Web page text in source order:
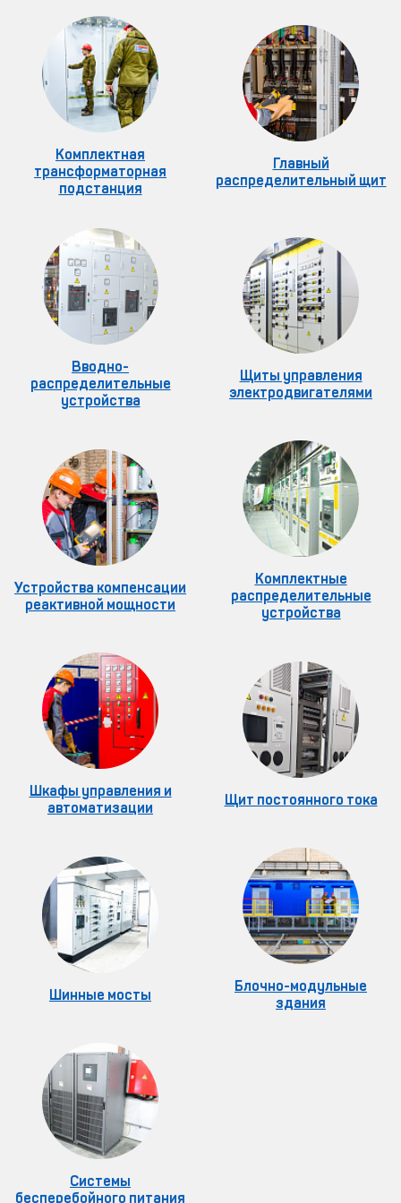
Комплектная
трансформаторная
подстанция
Главный
распределительный щит
Вводно-
распределительные
устройства
Щиты управления
электродвигателями
Устройства компенсации
реактивной мощности
Комплектные
распределительные
устройства
Шкафы управления и
автоматизации
Щит постоянного тока
Шинные мосты
Блочно-модульные
здания
Системы
бесперебойного питания